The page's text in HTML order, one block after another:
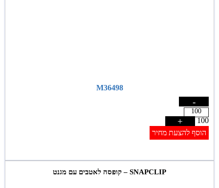
M36498
-
100
+
הוסף להצעת מחיר
SNAPCLIP – קופסה לאטבים עם מגנט